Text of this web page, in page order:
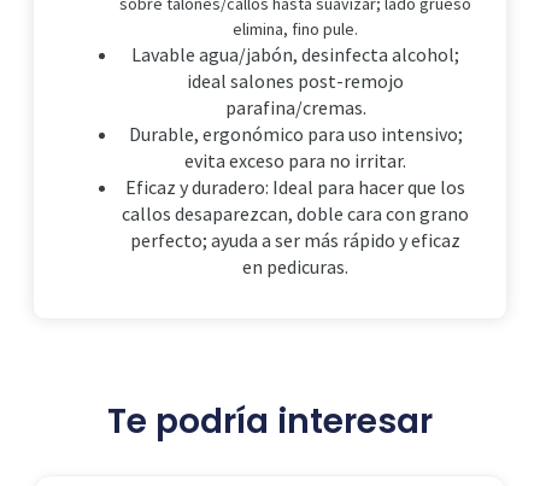
elimina, fino pule.
Lavable agua/jabón, desinfecta alcohol;
ideal salones post-remojo
parafina/cremas.
Durable, ergonómico para uso intensivo;
evita exceso para no irritar.
Eficaz y duradero: Ideal para hacer que los
callos desaparezcan, doble cara con grano
perfecto; ayuda a ser más rápido y eficaz
en pedicuras.
Te podría interesar